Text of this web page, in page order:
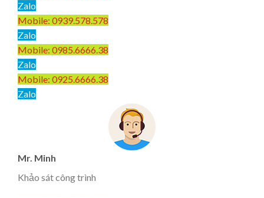
Zalo
Mobile: 0939.578.578
Zalo
Mobile: 0985.6666.38
Zalo
Mobile: 0925.6666.38
Zalo
Mr. Minh
Khảo sát công trình